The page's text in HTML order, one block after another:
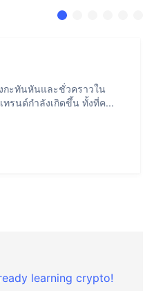
กะทันหันและชั่วคราวใน
ทรนด์กำลังเกิดขึ้น ทั้งที่ค...
learning crypto!